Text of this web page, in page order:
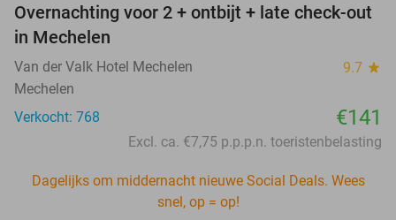
Overnachting voor 2 + ontbijt + late check-out
in Mechelen
Van der Valk Hotel Mechelen 9.7 star
Mechelen
Verkocht: 768
€141
Excl. ca. €7,75 p.p.p.n. toeristenbelasting
Dagelijks om middernacht nieuwe Social Deals. Wees
snel, op = op!